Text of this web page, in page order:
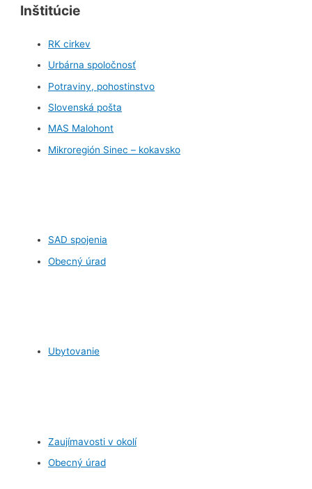
Inštitúcie
RK cirkev
Urbárna spoločnosť
Potraviny, pohostinstvo
Slovenská pošta
MAS Malohont
Mikroregión Sinec – kokavsko
SAD spojenia
Obecný úrad
Ubytovanie
Zaujímavosti v okolí
Obecný úrad